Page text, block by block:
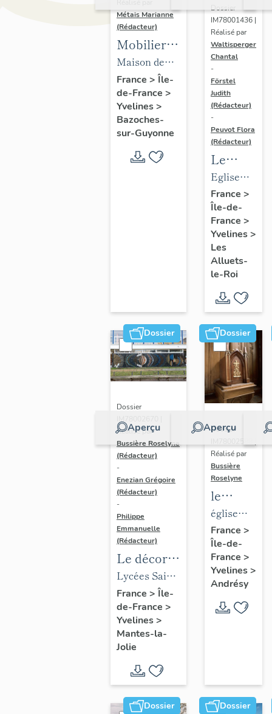
Métais Marianne
(Rédacteur)
Mobilier
de la
maison
Louis
Carré
Maison de
villégiature
dite maison
Louis Carré
France > Île-
de-France >
Yvelines>
Bazoches-
sur-Guyonne
Dossier
IM78001436 |
Réalisé par
Waltisperger
Chantal
-
Förstel
Judith
(Rédacteur)
-
Peuvot Flora
(Rédacteur)
Le
mobilier
de
l'église
Saint-
Nicolas
Eglise
paroissiale
Saint-
Nicolas
France >
Île-de-
France >
Yvelines>
Les
Alluets-
le-Roi
Dossier
Aperçu
Dossier
IM78002670 |
Réalisé par
Bussière Roselyne
(Rédacteur)
-
Enezian Grégoire
(Rédacteur)
-
Philippe
Emmanuelle
(Rédacteur)
Le décor
des lycées
de Mantes
Lycées Saint-
Exupéry et
Jean Rostand
France > Île-
de-France >
Yvelines>
Mantes-la-
Jolie
Dossier
Aperçu
Dossier
Réalisé par
Bussière
Roselyne
le
mobilier
de
l'église
Saint-
Germain-
de-
Paris
église
paroissiale
Saint-
Germain
France >
Île-de-
France >
Yvelines>
Andrésy
Dossier Dossier